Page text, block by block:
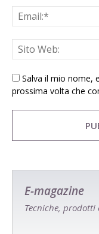
Salva il mio nome,
prossima volta che
E-magazine
Tecniche, prodotti